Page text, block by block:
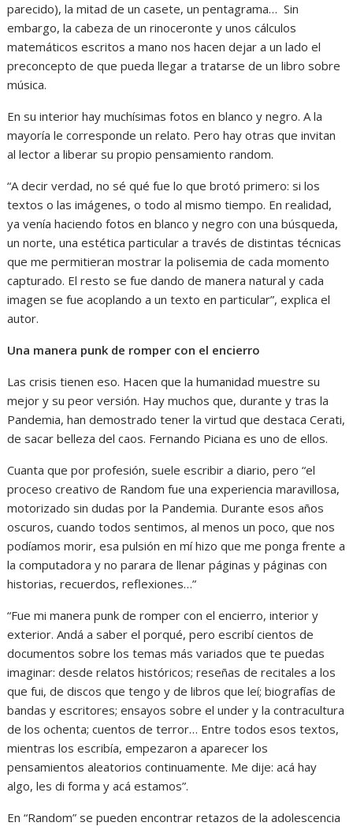
parecido), la mitad de un casete, un pentagrama… Sin
embargo, la cabeza de un rinoceronte y unos cálculos
matemáticos escritos a mano nos hacen dejar a un lado el
preconcepto de que pueda llegar a tratarse de un libro sobre
música.
En su interior hay muchísimas fotos en blanco y negro. A la
mayoría le corresponde un relato. Pero hay otras que invitan
al lector a liberar su propio pensamiento random.
“A decir verdad, no sé qué fue lo que brotó primero: si los
textos o las imágenes, o todo al mismo tiempo. En realidad,
ya venía haciendo fotos en blanco y negro con una búsqueda,
un norte, una estética particular a través de distintas técnicas
que me permitieran mostrar la polisemia de cada momento
capturado. El resto se fue dando de manera natural y cada
imagen se fue acoplando a un texto en particular”, explica el
autor.
Una manera punk de romper con el encierro
Las crisis tienen eso. Hacen que la humanidad muestre su
mejor y su peor versión. Hay muchos que, durante y tras la
Pandemia, han demostrado tener la virtud que destaca Cerati,
de sacar belleza del caos. Fernando Piciana es uno de ellos.
Cuanta que por profesión, suele escribir a diario, pero “el
proceso creativo de Random fue una experiencia maravillosa,
motorizado sin dudas por la Pandemia. Durante esos años
oscuros, cuando todos sentimos, al menos un poco, que nos
podíamos morir, esa pulsión en mí hizo que me ponga frente a
la computadora y no parara de llenar páginas y páginas con
historias, recuerdos, reflexiones…”
“Fue mi manera punk de romper con el encierro, interior y
exterior. Andá a saber el porqué, pero escribí cientos de
documentos sobre los temas más variados que te puedas
imaginar: desde relatos históricos; reseñas de recitales a los
que fui, de discos que tengo y de libros que leí; biografías de
bandas y escritores; ensayos sobre el under y la contracultura
de los ochenta; cuentos de terror… Entre todos esos textos,
mientras los escribía, empezaron a aparecer los
pensamientos aleatorios continuamente. Me dije: acá hay
algo, les di forma y acá estamos”.
En “Random” se pueden encontrar retazos de la adolescencia